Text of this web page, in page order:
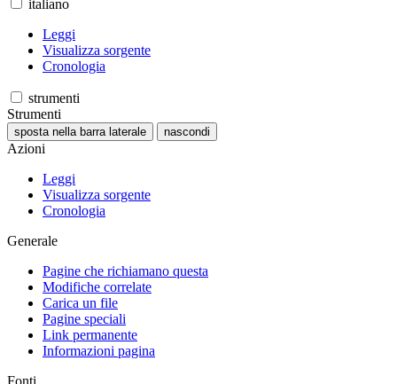
italiano
Leggi
Visualizza sorgente
Cronologia
strumenti
Strumenti
sposta nella barra laterale nascondi
Azioni
Leggi
Visualizza sorgente
Cronologia
Generale
Pagine che richiamano questa
Modifiche correlate
Carica un file
Pagine speciali
Link permanente
Informazioni pagina